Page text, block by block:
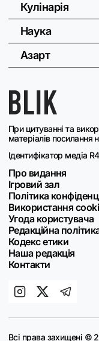
При цитуванні та
матеріалів посилання
Ідентифікатор медіа
Про видання
Ігровий зал
Політика
Використання
Угода користувача
Редакційна
Кодекс етики
Наша редакція
Контакти
Кулінарія
Наука
Азарт
Всі права захищені